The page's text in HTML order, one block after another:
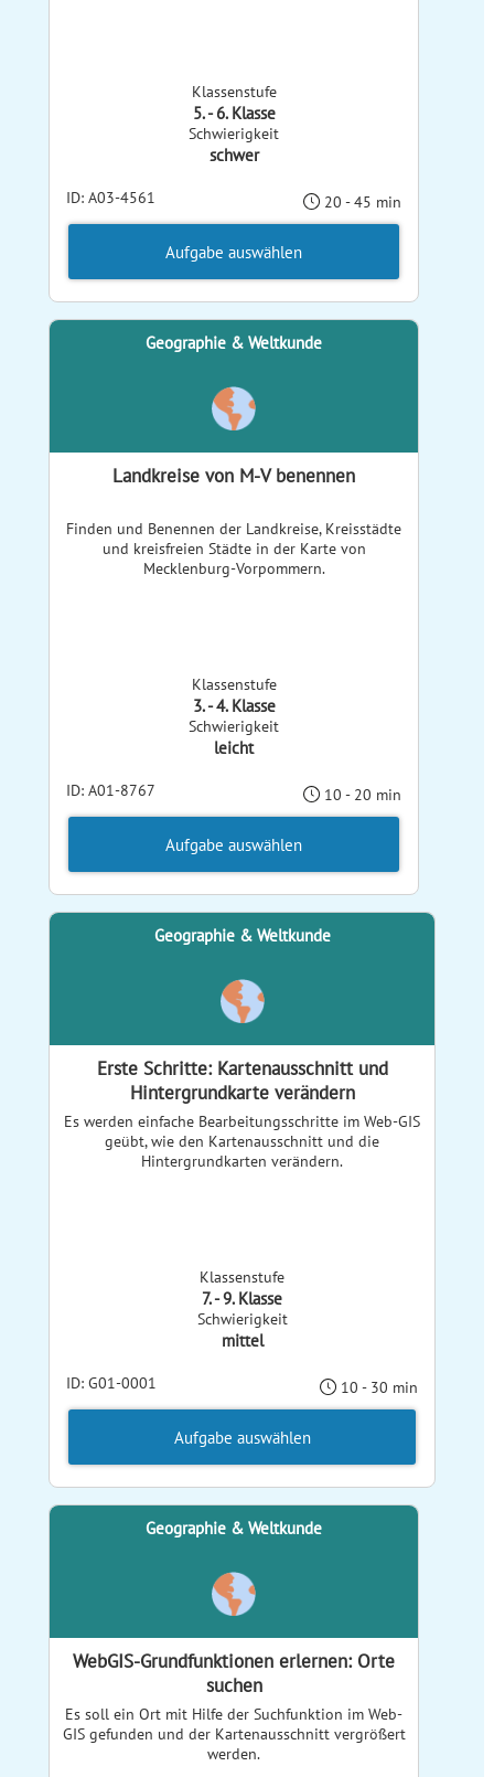
Klassenstufe
5. - 6. Klasse
Schwierigkeit
schwer
ID: A03-4561 20 - 45 min
Aufgabe auswählen
Geographie & Weltkunde
Landkreise von M-V benennen
Finden und Benennen der Landkreise, Kreisstädte
und kreisfreien Städte in der Karte von
Mecklenburg-Vorpommern.
Klassenstufe
3. - 4. Klasse
Schwierigkeit
leicht
ID: A01-8767 10 - 20 min
Aufgabe auswählen
Geographie & Weltkunde
Erste Schritte: Kartenausschnitt und
Hintergrundkarte verändern
Es werden einfache Bearbeitungsschritte im Web-GIS
geübt, wie den Kartenausschnitt und die
Hintergrundkarten verändern.
Klassenstufe
7. - 9. Klasse
Schwierigkeit
mittel
ID: G01-0001 10 - 30 min
Aufgabe auswählen
Geographie & Weltkunde
WebGIS-Grundfunktionen erlernen: Orte
suchen
Es soll ein Ort mit Hilfe der Suchfunktion im Web-
GIS gefunden und der Kartenausschnitt vergrößert
werden.